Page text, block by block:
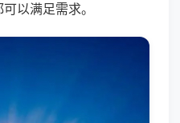
以满足需求。